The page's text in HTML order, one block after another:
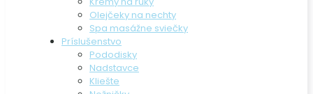
Olejčeky na nechty
Spa masážne sviečky
Príslušenstvo
Pododisky
Nadstavce
Kliešte